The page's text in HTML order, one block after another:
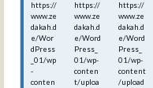
https://
www.ze
dakah.d
e/Wor
dPress
_01/wp
-
conten
https://
www.ze
dakah.d
e/Word
Press_
01/wp-
conten
t/uploa
https://
www.ze
dakah.d
e/Word
Press_
01/wp-
content
/upload